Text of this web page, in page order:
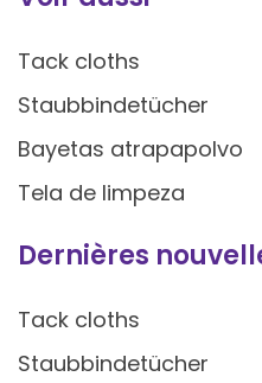
Tack cloths
Staubbindetücher
Bayetas atrapapolvo
Tela de limpeza
Dernières
Tack cloths
Staubbindetücher